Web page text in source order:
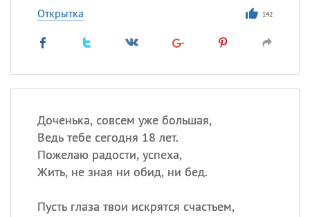
Открытка 142
Доченька, совсем уже большая,
Ведь тебе сегодня 18 лет.
Пожелаю радости, успеха,
Жить, не зная ни обид, ни бед.
Пусть глаза твои искрятся счастьем,